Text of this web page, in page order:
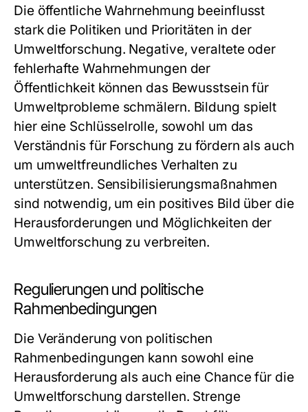
Die öffentliche Wahrnehmung beeinflusst
stark die Politiken und Prioritäten in der
Umweltforschung. Negative, veraltete oder
fehlerhafte Wahrnehmungen der
Öffentlichkeit können das Bewusstsein für
Umweltprobleme schmälern. Bildung spielt
hier eine Schlüsselrolle, sowohl um das
Verständnis für Forschung zu fördern als auch
um umweltfreundliches Verhalten zu
unterstützen. Sensibilisierungsmaßnahmen
sind notwendig, um ein positives Bild über die
Herausforderungen und Möglichkeiten der
Umweltforschung zu verbreiten.
Regulierungen und politische
Rahmenbedingungen
Die Veränderung von politischen
Rahmenbedingungen kann sowohl eine
Herausforderung als auch eine Chance für die
Umweltforschung darstellen. Strenge